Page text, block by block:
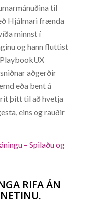
til
Hjálmari frænda
minnst í
og hann fluttist
aðgerðir
eða bent á
þitt til að hvetja
eins og rauðir
– Spilaðu og
RIFA ÁN